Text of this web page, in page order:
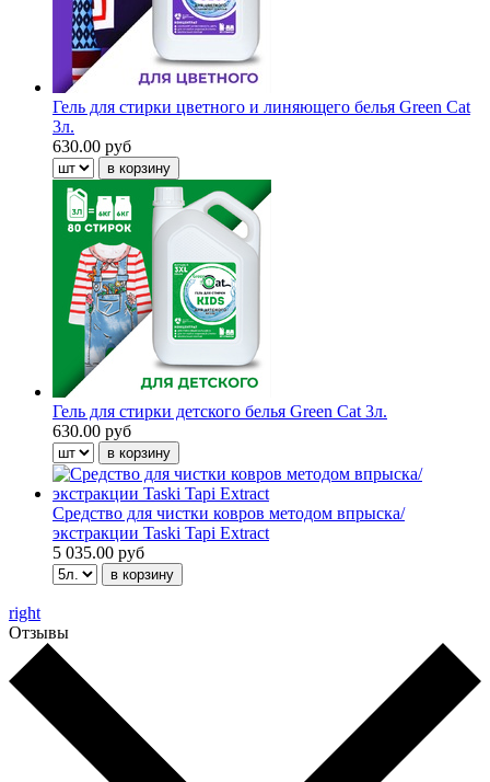
Гель для стирки цветного и линяющего белья Green Cat
3л.
630.00 руб
Гель для стирки детского белья Green Cat 3л.
630.00 руб
Средство для чистки ковров методом впрыска/
экстракции Taski Tapi Extract
5 035.00 руб
right
Отзывы